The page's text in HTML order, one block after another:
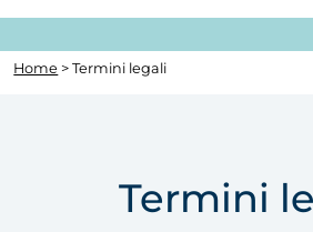
Home > Termini legali
Termini